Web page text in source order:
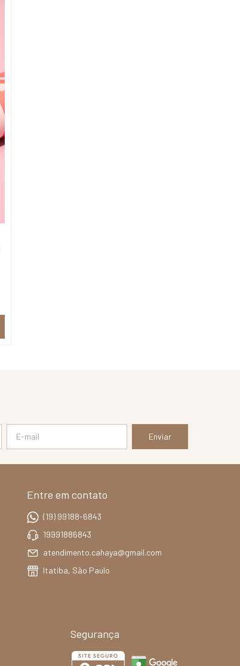
Entre em contato
(19) 99188-6843
19991886843
atendimento.cahaya@gmail.com
Itatiba, São Paulo
Segurança